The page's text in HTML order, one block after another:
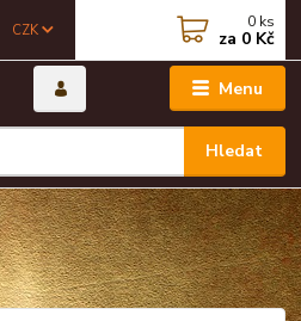
Menu
CZK
Hledat
0 ks
za 0 Kč